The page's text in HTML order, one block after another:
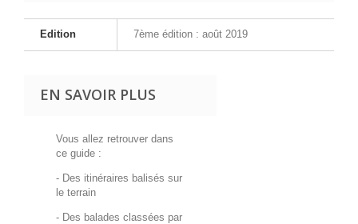
Edition 7ème édition : août 2019
EN SAVOIR PLUS
Vous allez retrouver dans
ce guide :
- Des itinéraires balisés sur
le terrain
- Des balades classées par